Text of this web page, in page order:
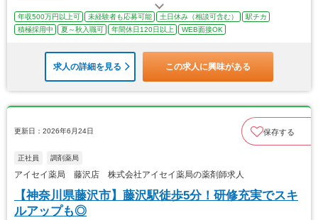
年収500万円以上可 未経験者も応募可能 土日休み（相談可含む）
駅チカ
積極採用中
夏～秋入職可 年間休日120日以上 WEB面接OK
求人の詳細を見る この求人に興味がある
更新日：2026年6月24日 保存する
正社員 調剤薬局
アイセイ薬局 藤沢店 株式会社アイセイ薬局の薬剤師求人
【神奈川県藤沢市】藤沢駅徒歩5分！研修充実でスキ
ルアップも◎